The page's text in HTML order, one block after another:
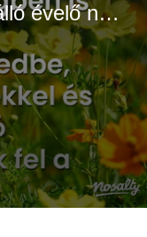
Júliusban ültesd el: 7 hőálló évelő növény a színes és buja kertért